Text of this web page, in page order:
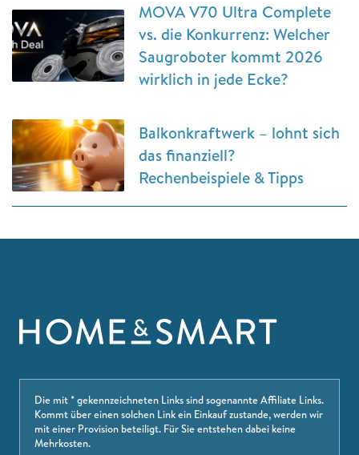
MOVA V70 Ultra Complete
vs. die Konkurrenz: Welcher
Saugroboter kommt 2026
wirklich in jede Ecke?
Balkonkraftwerk – lohnt sich
das finanziell?
Rechenbeispiele & Tipps
Die mit * gekennzeichneten Links sind sogenannte Affiliate Links.
Kommt über einen solchen Link ein Einkauf zustande, werden wir
mit einer Provision beteiligt. Für Sie entstehen dabei keine
Mehrkosten.